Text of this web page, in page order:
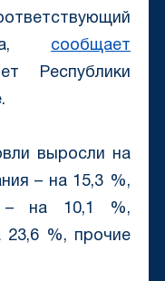
сообщает
Республики
выросли на
– на 15,3 %,
– на 10,1 %,
23,6 %, прочие